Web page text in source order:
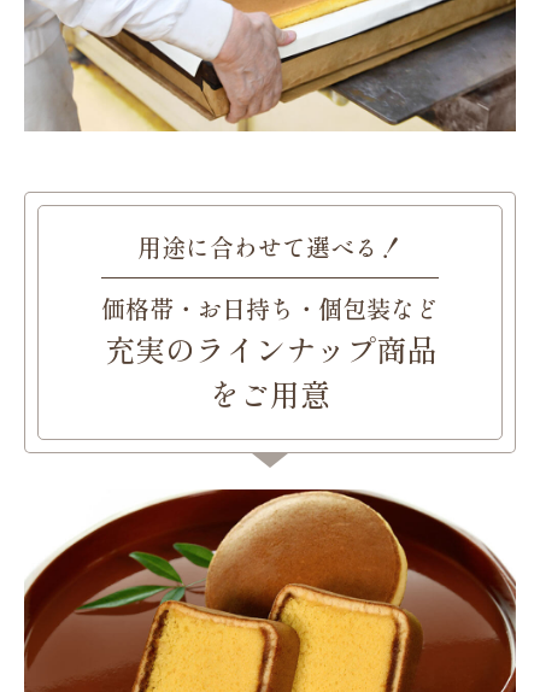
用途に合わせて選べる！
価格帯・お日持ち・個包装など
充実のラインナップ商品
をご用意